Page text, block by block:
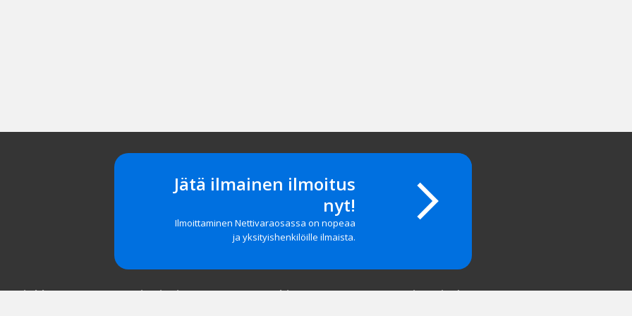
Jätä ilmainen ilmoitus
nyt!
Ilmoittaminen Nettivaraosassa on nopeaa
ja yksityishenkilöille ilmaista.
asiakkaat Navigointi Tuki Yritystiedot